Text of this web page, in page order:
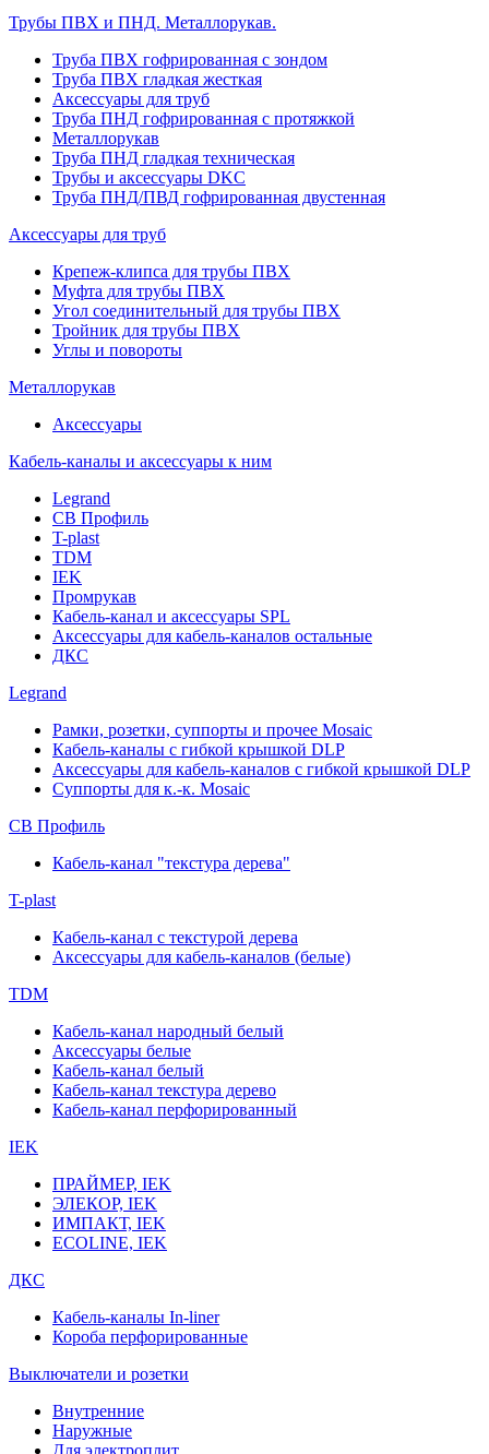
Трубы ПВХ и ПНД. Металлорукав.
Труба ПВХ гофрированная с зондом
Труба ПВХ гладкая жесткая
Аксессуары для труб
Труба ПНД гофрированная с протяжкой
Металлорукав
Труба ПНД гладкая техническая
Трубы и аксессуары DKC
Труба ПНД/ПВД гофрированная двустенная
Аксессуары для труб
Крепеж-клипса для трубы ПВХ
Муфта для трубы ПВХ
Угол соединительный для трубы ПВХ
Тройник для трубы ПВХ
Углы и повороты
Металлорукав
Аксессуары
Кабель-каналы и аксессуары к ним
Legrand
СВ Профиль
T-plast
TDM
IEK
Промрукав
Кабель-канал и аксессуары SPL
Аксессуары для кабель-каналов остальные
ДКС
Legrand
Рамки, розетки, суппорты и прочее Mosaic
Кабель-каналы с гибкой крышкой DLP
Аксессуары для кабель-каналов с гибкой крышкой DLP
Суппорты для к.-к. Mosaic
СВ Профиль
Кабель-канал "текстура дерева"
T-plast
Кабель-канал с текстурой дерева
Аксессуары для кабель-каналов (белые)
TDM
Кабель-канал народный белый
Аксессуары белые
Кабель-канал белый
Кабель-канал текстура дерево
Кабель-канал перфорированный
IEK
ПРАЙМЕР, IEK
ЭЛЕКОР, IEK
ИМПАКТ, IEK
ECOLINE, IEK
ДКС
Кабель-каналы In-liner
Короба перфорированные
Выключатели и розетки
Внутренние
Наружные
Для электроплит